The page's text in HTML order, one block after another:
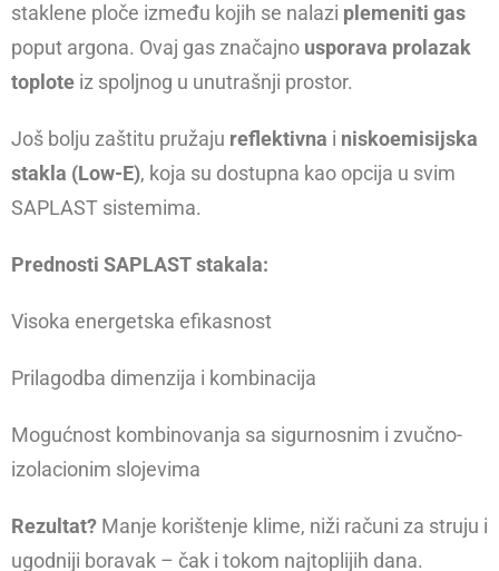
staklene ploče između kojih se nalazi plemeniti gas
poput argona. Ovaj gas značajno usporava prolazak
toplote iz spoljnog u unutrašnji prostor.
Još bolju zaštitu pružaju reflektivna i niskoemisijska
stakla (Low-E), koja su dostupna kao opcija u svim
SAPLAST sistemima.
Prednosti SAPLAST stakala:
Visoka energetska efikasnost
Prilagodba dimenzija i kombinacija
Mogućnost kombinovanja sa sigurnosnim i zvučno-
izolacionim slojevima
Rezultat? Manje korištenje klime, niži računi za struju i
ugodniji boravak – čak i tokom najtoplijih dana.